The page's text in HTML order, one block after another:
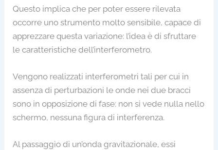
Questo implica che per poter essere rilevata
occorre uno strumento molto sensibile, capace di
apprezzare questa variazione: l’idea è di sfruttare
le caratteristiche dell’interferometro.
Vengono realizzati interferometri tali per cui in
assenza di perturbazioni le onde nei due bracci
sono in opposizione di fase: non si vede nulla nello
schermo, nessuna figura di interferenza.
Al passaggio di un’onda gravitazionale, essi